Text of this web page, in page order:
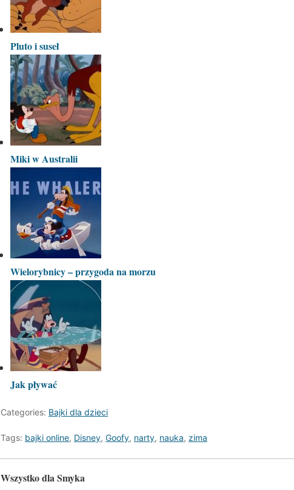
Pluto i suseł
Miki w Australii
Wielorybnicy – przygoda na morzu
Jak pływać
Categories: Bajki dla dzieci
Tags: bajki online, Disney, Goofy, narty, nauka, zima
Wszystko dla Smyka